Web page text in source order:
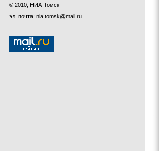
© 2010, НИА-Томск
эл. почта: nia.tomsk@mail.ru